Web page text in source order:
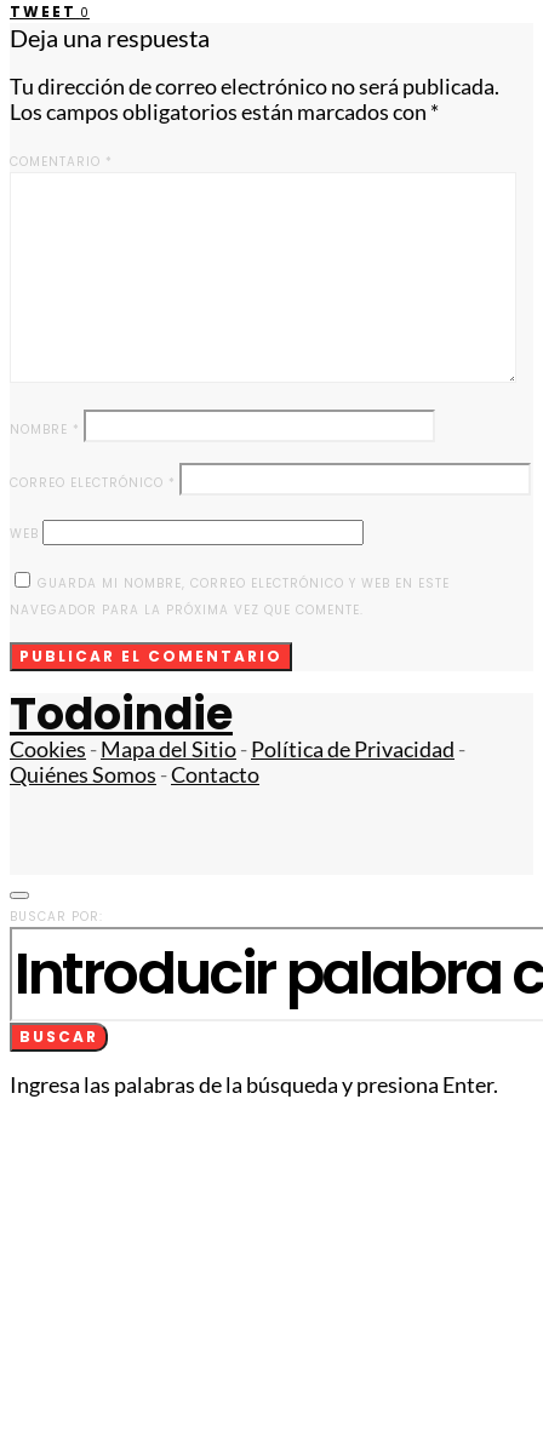
TWEET 0
Deja una respuesta
Tu dirección de correo electrónico no será publicada.
Los campos obligatorios están marcados con *
COMENTARIO *
NOMBRE *
CORREO ELECTRÓNICO *
WEB
GUARDA MI NOMBRE, CORREO ELECTRÓNICO Y WEB EN ESTE
NAVEGADOR PARA LA PRÓXIMA VEZ QUE COMENTE.
Todoindie
Cookies -Mapa del Sitio-Política de Privacidad -
Quiénes Somos -Contacto
BUSCAR POR:
BUSCAR
Ingresa las palabras de la búsqueda y presiona Enter.